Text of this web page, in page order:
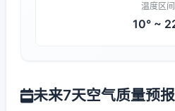
温度区间
10° ~
未来7天空气质量预报